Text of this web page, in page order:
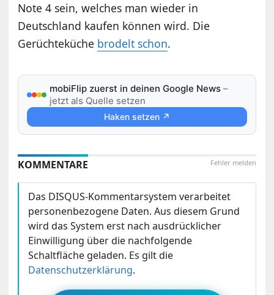
Note 4 sein, welches man wieder in
Deutschland kaufen können wird. Die
Gerüchteküche brodelt schon.
mobiFlip zuerst in deinen Google News –
jetzt als Quelle setzen
Haken setzen ↗
Fehler melden
KOMMENTARE
Das DISQUS-Kommentarsystem verarbeitet
personenbezogene Daten. Aus diesem Grund
wird das System erst nach ausdrücklicher
Einwilligung über die nachfolgende
Schaltfläche geladen. Es gilt die
Datenschutzerklärung.